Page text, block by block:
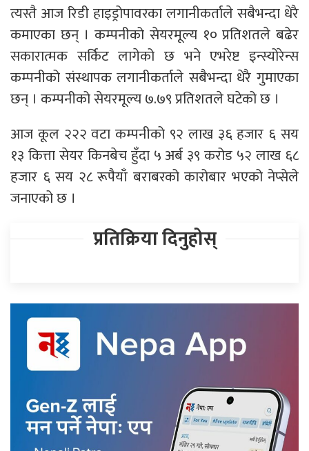
त्यस्तै आज रिडी हाइड्रोपावरका लगानीकर्ताले सबैभन्दा धेरै
कमाएका छन् । कम्पनीको सेयरमूल्य १० प्रतिशतले बढेर
सकारात्मक सर्किट लागेको छ भने एभरेष्ट इन्स्योरेन्स
कम्पनीको संस्थापक लगानीकर्ताले सबैभन्दा धेरै गुमाएका
छन् । कम्पनीको सेयरमूल्य ७.७९ प्रतिशतले घटेको छ ।
आज कूल २२२ वटा कम्पनीको ९२ लाख ३६ हजार ६ सय
१३ कित्ता सेयर किनबेच हुँदा ५ अर्ब ३९ करोड ५२ लाख ६८
हजार ६ सय २८ रूपैयाँ बराबरको कारोबार भएको नेप्सेले
जनाएको छ ।
प्रतिक्रिया दिनुहोस्